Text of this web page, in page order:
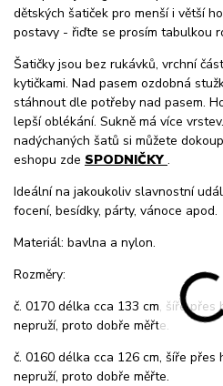
dětských šatiček pro menší i větší
postavy - řiďte se prosím tabulkou
Šatičky jsou bez rukávků, vrchní
kytičkami. Nad pasem ozdobná
stáhnout dle potřeby nad pasem.
lepší oblékání. Sukně má více
nadýchaných šatů si můžete
eshopu zde SPODNIČKY .
Ideální na jakoukoliv slavnostní
focení, besídky, párty, vánoce apod.
Materiál: bavlna a nylon.
Rozměry:
č. 0170 délka cca 133 cm, šíře
nepruží, proto dobře měřte.
č. 0160 délka cca 126 cm, šíře
nepruží, proto dobře měřte.